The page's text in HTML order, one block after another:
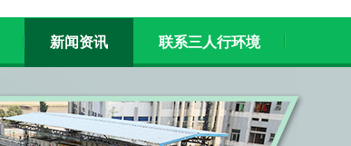
新闻资讯 联系三人行环境